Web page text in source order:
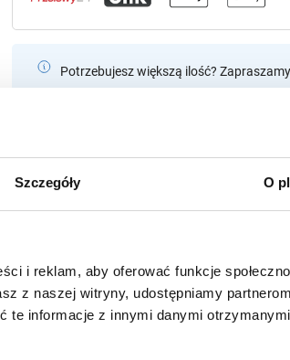
Szczegóły O
i reklam, aby oferować funkcje
z naszej witryny, udostępniamy
te informacje z innymi danymi
Potrzebujesz większą ilość?
Specyfikacja